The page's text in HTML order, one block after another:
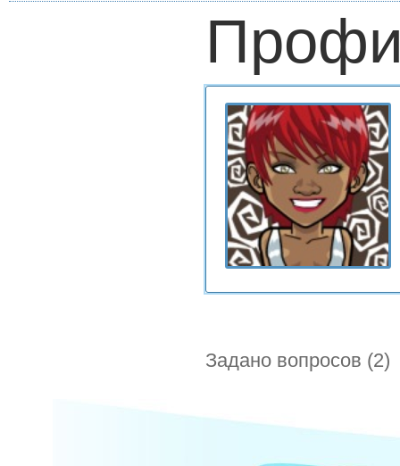
Задано вопросов (2)